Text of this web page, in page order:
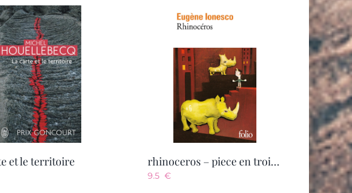
et le territoire rhinoceros – piece en trois actes et quatre tableaux
9.5 €